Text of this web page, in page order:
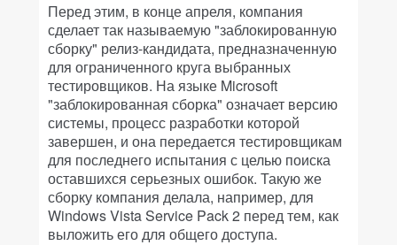
Перед этим, в конце апреля, компания
сделает так называемую "заблокированную
сборку" релиз-кандидата, предназначенную
для ограниченного круга выбранных
тестировщиков. На языке Microsoft
"заблокированная сборка" означает версию
системы, процесс разработки которой
завершен, и она передается тестировщикам
для последнего испытания с целью поиска
оставшихся серьезных ошибок. Такую же
сборку компания делала, например, для
Windows Vista Service Pack 2 перед тем, как
выложить его для общего доступа.